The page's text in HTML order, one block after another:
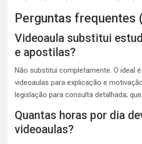
Perguntas frequentes
Videoaula substitui
e apostilas?
Não substitui completamente. O ideal
videoaulas para explicação e
legislação para consulta detalhada;
Quantas horas por dia
videoaulas?